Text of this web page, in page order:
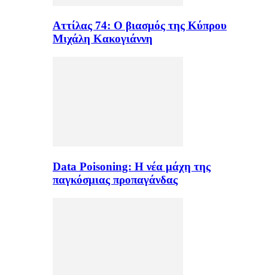
Αττίλας 74: Ο βιασμός της Κύπρου
Μιχάλη Κακογιάννη
Data Poisoning: Η νέα μάχη της
παγκόσμιας προπαγάνδας